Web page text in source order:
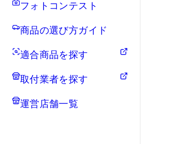
フォトコンテスト
商品の選び方ガイド
適合商品を探す
取付業者を探す
運営店舗一覧